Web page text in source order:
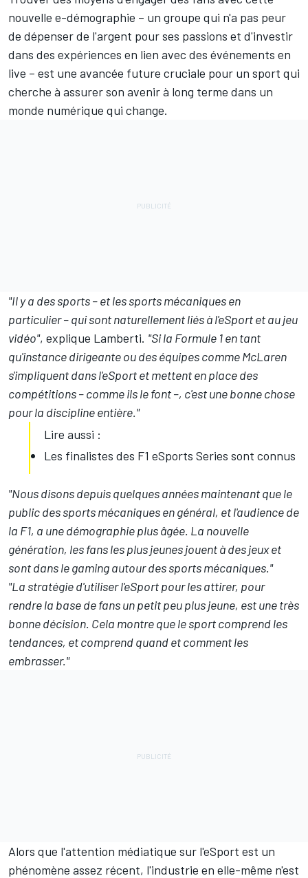
nouvelle e-démographie – un groupe qui n'a pas peur
de dépenser de l'argent pour ses passions et d'investir
dans des expériences en lien avec des événements en
live – est une avancée future cruciale pour un sport qui
cherche à assurer son avenir à long terme dans un
monde numérique qui change.
"Il y a des sports – et les sports mécaniques en
particulier – qui sont naturellement liés à l'eSport et au jeu
vidéo", explique Lamberti. "Si la Formule 1 en tant
qu'instance dirigeante ou des équipes comme McLaren
s'impliquent dans l'eSport et mettent en place des
compétitions – comme ils le font –, c'est une bonne chose
pour la discipline entière."
Lire aussi :
Les finalistes des F1 eSports Series sont connus
"Nous disons depuis quelques années maintenant que le
public des sports mécaniques en général, et l'audience de
la F1, a une démographie plus âgée. La nouvelle
génération, les fans les plus jeunes jouent à des jeux et
sont dans le gaming autour des sports mécaniques."
"La stratégie d'utiliser l'eSport pour les attirer, pour
rendre la base de fans un petit peu plus jeune, est une très
bonne décision. Cela montre que le sport comprend les
tendances, et comprend quand et comment les
embrasser."
Alors que l'attention médiatique sur l'eSport est un
phénomène assez récent, l'industrie en elle-même n'est